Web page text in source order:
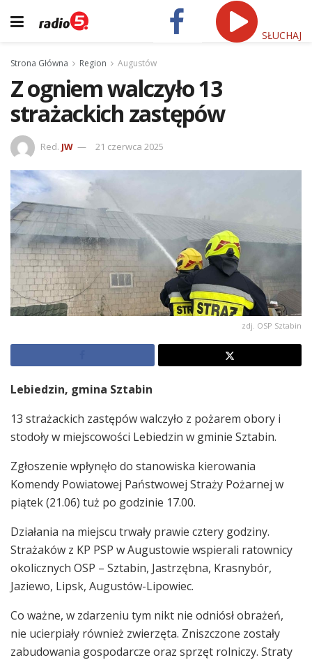
SŁUCHAJ
Strona Główna Region Augustów
Z ogniem walczyło 13
strażackich zastępów
Red. JW 21 czerwca 2025
zdj. OSP Sztabin
Lebiedzin, gmina Sztabin
13 strażackich zastępów walczyło z pożarem obory i
stodoły w miejscowości Lebiedzin w gminie Sztabin.
Zgłoszenie wpłynęło do stanowiska kierowania
Komendy Powiatowej Państwowej Straży Pożarnej w
piątek (21.06) tuż po godzinie 17.00.
Działania na miejscu trwały prawie cztery godziny.
Strażaków z KP PSP w Augustowie wspierali ratownicy
okolicznych OSP – Sztabin, Jastrzębna, Krasnybór,
Jaziewo, Lipsk, Augustów-Lipowiec.
Co ważne, w zdarzeniu tym nikt nie odniósł obrażeń,
nie ucierpiały również zwierzęta. Zniszczone zostały
zabudowania gospodarcze oraz sprzęt rolniczy. Straty